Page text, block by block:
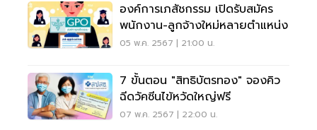
องค์การเภสัชกรรม เปิดรับสมัคร
พนักงาน-ลูกจ้างใหม่หลายตำแหน่ง
05 พ.ค. 2567 | 21:00 น.
7 ขั้นตอน "สิทธิบัตรทอง" จองคิว
ฉีดวัคซีนไข้หวัดใหญ่ฟรี
07 พ.ค. 2567 | 22:00 น.